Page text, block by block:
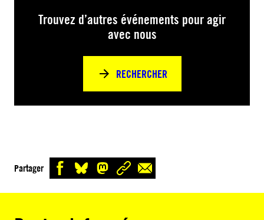
Trouvez d’autres événements pour agir
avec nous
RECHERCHER
Partager